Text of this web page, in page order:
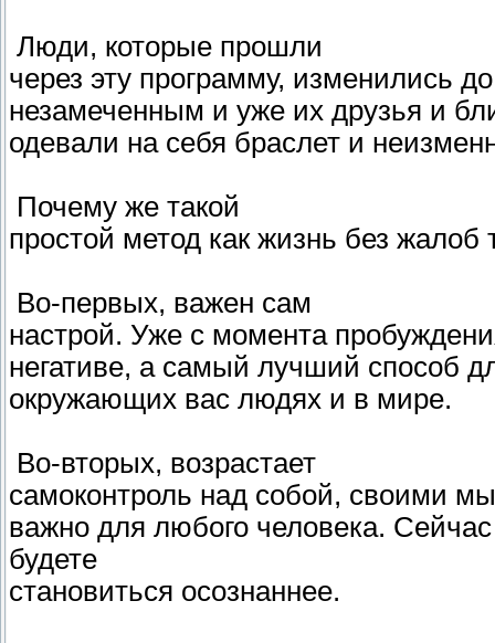
Люди, которые прошли
через эту программу, изменились
незамеченным и уже их друзья и
одевали на себя браслет и
Почему же такой
простой метод как жизнь без
Во-первых, важен сам
настрой. Уже с момента
негативе, а самый лучший способ
окружающих вас людях и в мире.
Во-вторых, возрастает
самоконтроль над собой, своими
важно для любого человека.
будете
становиться осознаннее.